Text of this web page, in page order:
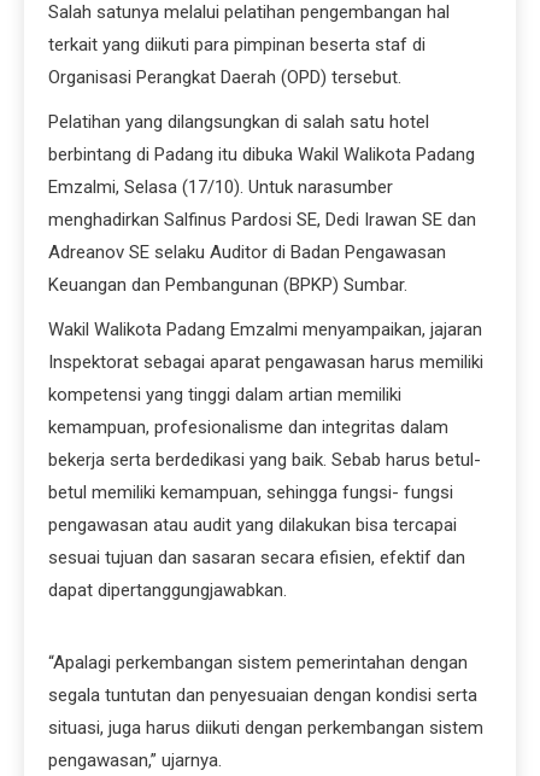
Salah satunya melalui pelatihan pengembangan hal
terkait yang diikuti para pimpinan beserta staf di
Organisasi Perangkat Daerah (OPD) tersebut.
Pelatihan yang dilangsungkan di salah satu hotel
berbintang di Padang itu dibuka Wakil Walikota Padang
Emzalmi, Selasa (17/10). Untuk narasumber
menghadirkan Salfinus Pardosi SE, Dedi Irawan SE dan
Adreanov SE selaku Auditor di Badan Pengawasan
Keuangan dan Pembangunan (BPKP) Sumbar.
Wakil Walikota Padang Emzalmi menyampaikan, jajaran
Inspektorat sebagai aparat pengawasan harus memiliki
kompetensi yang tinggi dalam artian memiliki
kemampuan, profesionalisme dan integritas dalam
bekerja serta berdedikasi yang baik. Sebab harus betul-
betul memiliki kemampuan, sehingga fungsi- fungsi
pengawasan atau audit yang dilakukan bisa tercapai
sesuai tujuan dan sasaran secara efisien, efektif dan
dapat dipertanggungjawabkan.
“Apalagi perkembangan sistem pemerintahan dengan
segala tuntutan dan penyesuaian dengan kondisi serta
situasi, juga harus diikuti dengan perkembangan sistem
pengawasan,” ujarnya.